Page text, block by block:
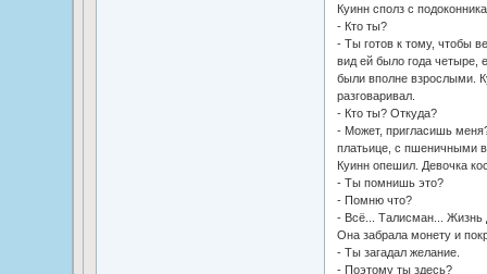
Куинн сполз с
- Кто ты?
- Ты готов к тому, чтобы
вид ей было года четыре,
были вполне взрослыми.
разговаривал.
- Кто ты? Откуда?
- Может, пригласишь
платьице, с пшеничными
Куинн опешил. Девочка
- Ты помнишь это?
- Помню что?
- Всё... Талисман... Жизнь
Она забрала монету и
- Ты загадал желание.
- Поэтому ты здесь?